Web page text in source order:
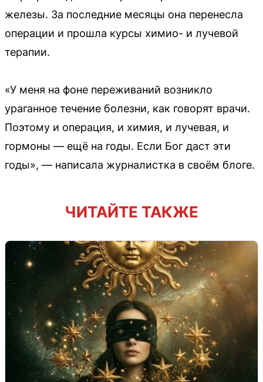
железы. За последние месяцы она перенесла
операции и прошла курсы химио- и лучевой
терапии.
«У меня на фоне переживаний возникло
ураганное течение болезни, как говорят врачи.
Поэтому и операция, и химия, и лучевая, и
гормоны — ещё на годы. Если Бог даст эти
годы», — написала журналистка в своём блоге.
ЧИТАЙТЕ ТАКЖЕ